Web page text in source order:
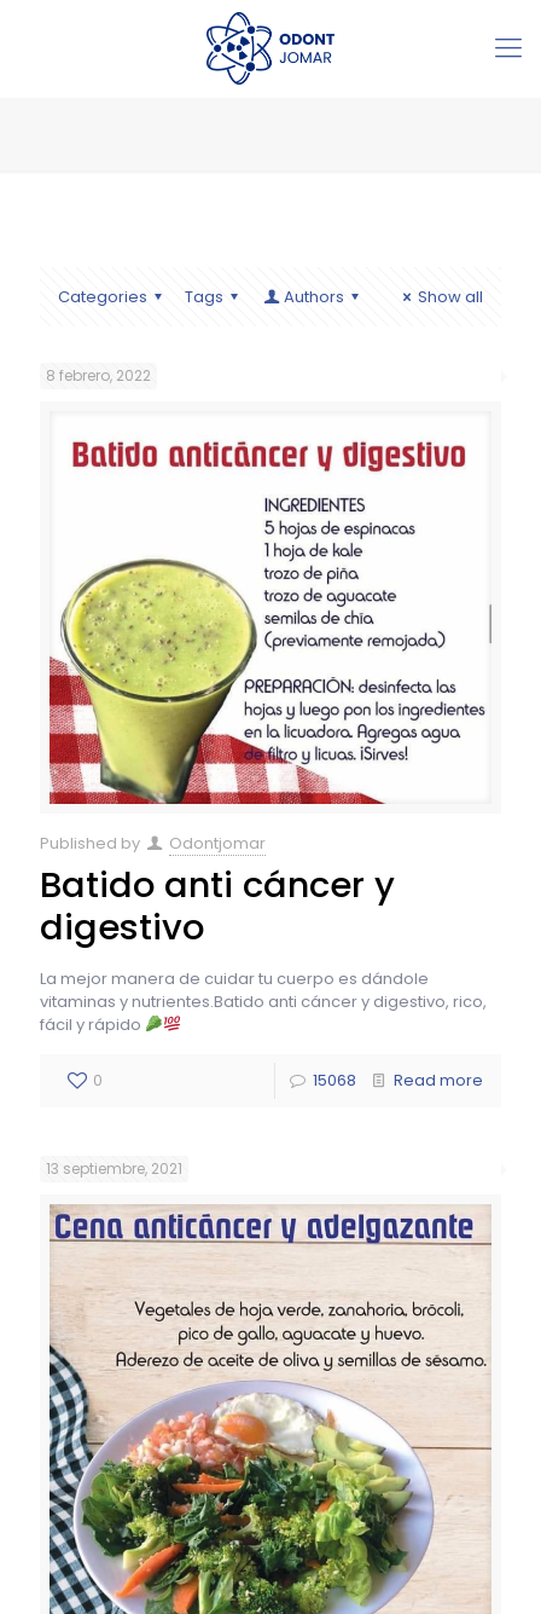
Categories Tags Authors Show all
8 febrero, 2022
Published by Odontjomar
Batido anti cáncer y
digestivo
La mejor manera de cuidar tu cuerpo es dándole
vitaminas y nutrientes.Batido anti cáncer y digestivo, rico,
fácil y rápido
0 15068 Read more
13 septiembre, 2021